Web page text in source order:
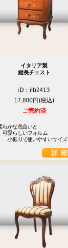
イタリア製
縦長チェスト
iD：ilb2413
17,800円
ご売約済
らかな色合いと
可愛らしいフォルム
小振りで使いやすいサイズ